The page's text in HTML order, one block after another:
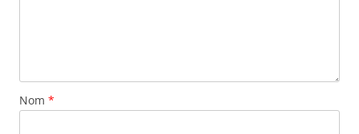
Nom *